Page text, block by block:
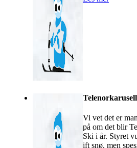
Vi vet det er
på om det blir
Ski i år. Styret
ift snø, men